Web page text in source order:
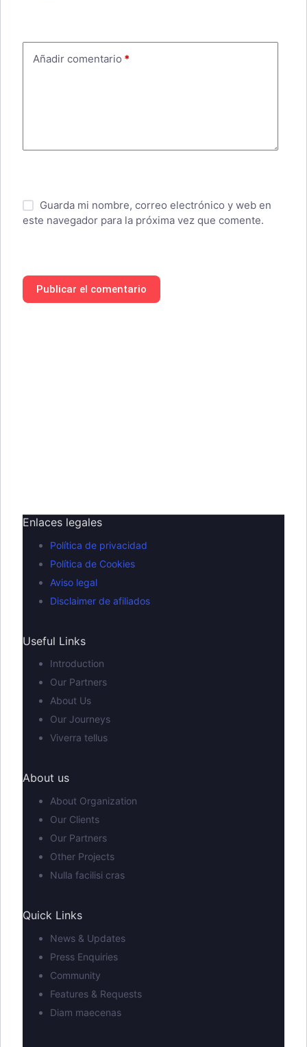
Añadir comentario *
Guarda mi nombre, correo electrónico y web en
este navegador para la próxima vez que comente.
Publicar el comentario
Enlaces legales
Política de privacidad
Política de Cookies
Aviso legal
Disclaimer de afiliados
Useful Links
Introduction
Our Partners
About Us
Our Journeys
Viverra tellus
About us
About Organization
Our Clients
Our Partners
Other Projects
Nulla facilisi cras
Quick Links
News & Updates
Press Enquiries
Community
Features & Requests
Diam maecenas